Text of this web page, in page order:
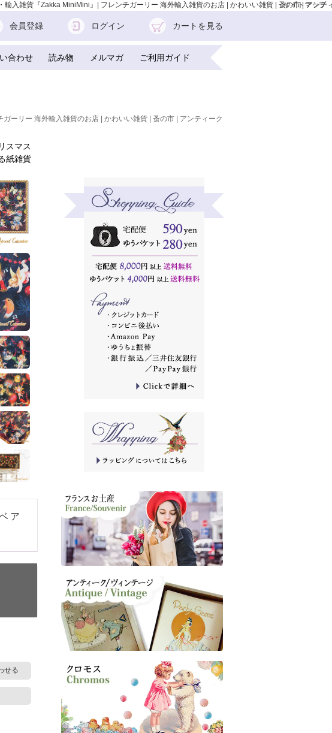
入雑貨『Zakka MiniMini』| フレンチガーリー 海外輸入雑貨のお店 | かわいい雑貨 | 蚤の市 | アンテ
サイトマップ
会員登録 ログイン カートを見る
合わせ 読み物 メルマガ ご利用ガイド
ーリー 海外輸入雑貨のお店 | かわいい雑貨 | 蚤の市 | アンティーク
スマス
紙雑貨
い雑貨
め雑貨
ツ 雑貨
ル雑貨
ア
せる